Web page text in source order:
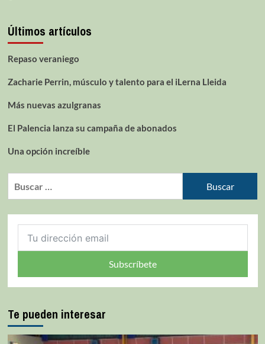
Últimos artículos
Repaso veraniego
Zacharie Perrin, músculo y talento para el iLerna Lleida
Más nuevas azulgranas
El Palencia lanza su campaña de abonados
Una opción increíble
Subscríbete
Te pueden interesar